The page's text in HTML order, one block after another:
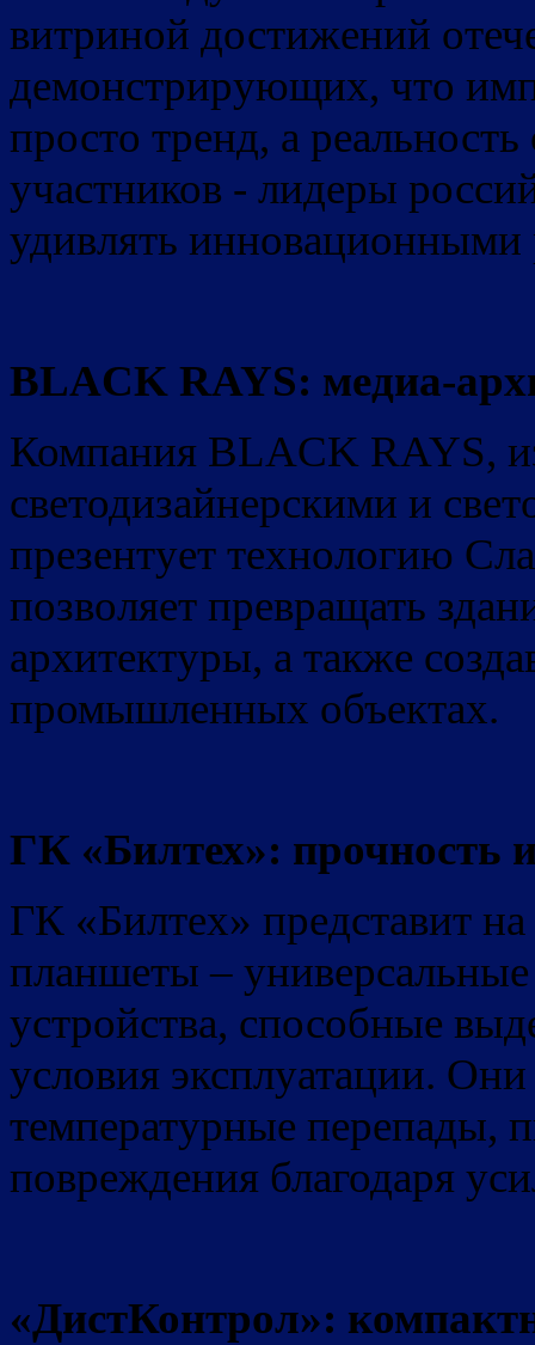
витриной достижений
демонстрирующих, что
просто тренд, а
участников - лидеры
удивлять
BLACK RAYS: медиа-
Компания BLACK RAYS,
светодизайнерскими и
презентует технологию
позволяет превращать
архитектуры, а также
промышленных объектах.
ГК «Билтех»: прочность
ГК «Билтех» представит
планшеты –
устройства, способные
условия эксплуатации.
температурные перепады,
повреждения благодаря
«ДистКонтрол»: